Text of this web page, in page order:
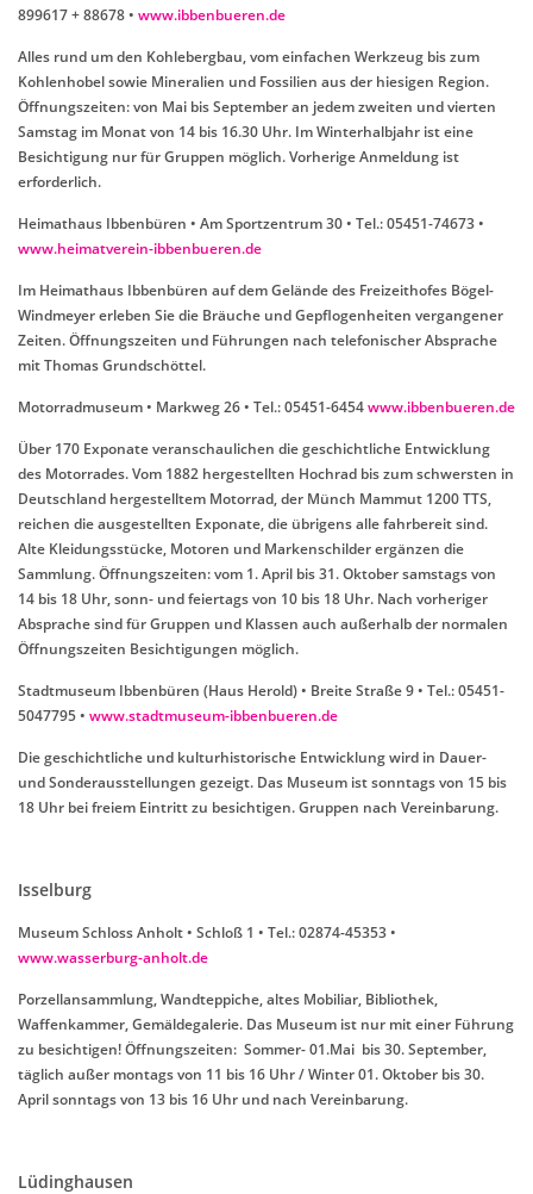
899617 + 88678 • www.ibbenbueren.de
Alles rund um den Kohlebergbau, vom einfachen Werkzeug bis zum
Kohlenhobel sowie Mineralien und Fossilien aus der hiesigen Region.
Öffnungszeiten: von Mai bis September an jedem zweiten und vierten
Samstag im Monat von 14 bis 16.30 Uhr. Im Winterhalbjahr ist eine
Besichtigung nur für Gruppen möglich. Vorherige Anmeldung ist
erforderlich.
Heimathaus Ibbenbüren • Am Sportzentrum 30 • Tel.: 05451-74673 •
www.heimatverein-ibbenbueren.de
Im Heimathaus Ibbenbüren auf dem Gelände des Freizeithofes Bögel-
Windmeyer erleben Sie die Bräuche und Gepflogenheiten vergangener
Zeiten. Öffnungszeiten und Führungen nach telefonischer Absprache
mit Thomas Grundschöttel.
Motorradmuseum • Markweg 26 • Tel.: 05451-6454www.ibbenbueren.de
Über 170 Exponate veranschaulichen die geschichtliche Entwicklung
des Motorrades. Vom 1882 hergestellten Hochrad bis zum schwersten in
Deutschland hergestelltem Motorrad, der Münch Mammut 1200 TTS,
reichen die ausgestellten Exponate, die übrigens alle fahrbereit sind.
Alte Kleidungsstücke, Motoren und Markenschilder ergänzen die
Sammlung. Öffnungszeiten: vom 1. April bis 31. Oktober samstags von
14 bis 18 Uhr, sonn- und feiertags von 10 bis 18 Uhr. Nach vorheriger
Absprache sind für Gruppen und Klassen auch außerhalb der normalen
Öffnungszeiten Besichtigungen möglich.
Stadtmuseum Ibbenbüren (Haus Herold) • Breite Straße 9 • Tel.: 05451-
5047795 • www.stadtmuseum-ibbenbueren.de
Die geschichtliche und kulturhistorische Entwicklung wird in Dauer-
und Sonderausstellungen gezeigt. Das Museum ist sonntags von 15 bis
18 Uhr bei freiem Eintritt zu besichtigen. Gruppen nach Vereinbarung.
Isselburg
Museum Schloss Anholt • Schloß 1 • Tel.: 02874-45353 •
www.wasserburg-anholt.de
Porzellansammlung, Wandteppiche, altes Mobiliar, Bibliothek,
Waffenkammer, Gemäldegalerie. Das Museum ist nur mit einer Führung
zu besichtigen! Öffnungszeiten: Sommer- 01.Mai bis 30. September,
täglich außer montags von 11 bis 16 Uhr / Winter 01. Oktober bis 30.
April sonntags von 13 bis 16 Uhr und nach Vereinbarung.
Lüdinghausen